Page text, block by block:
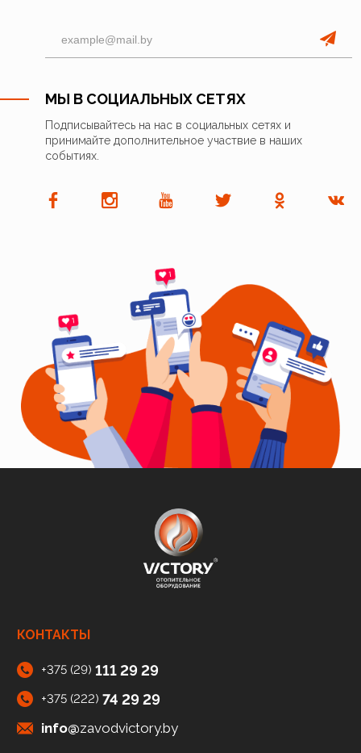
МЫ В СОЦИАЛЬНЫХ СЕТЯХ
Подписывайтесь на нас в социальных сетях и
принимайте дополнительное участвие в наших
событиях.
КОНТАКТЫ
+375 (29) 111 29 29
+375 (222) 74 29 29
info@zavodvictory.by